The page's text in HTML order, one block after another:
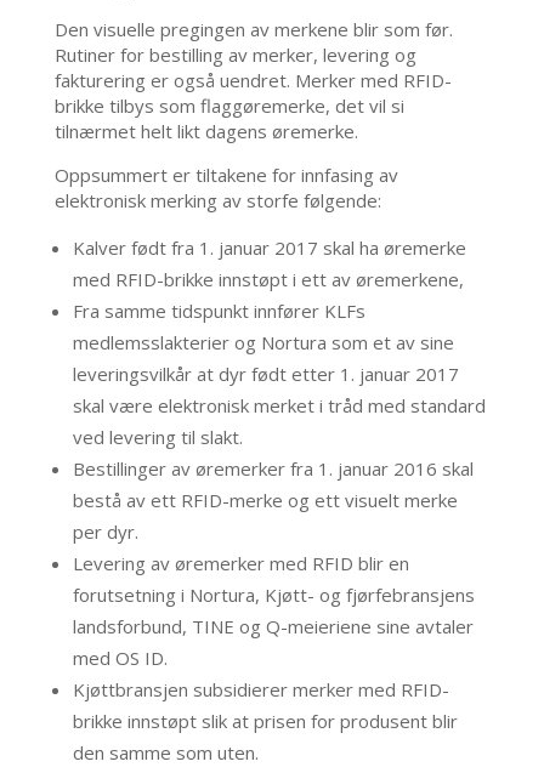
Den visuelle pregingen av merkene blir som før.
Rutiner for bestilling av merker, levering og
fakturering er også uendret. Merker med RFID-
brikke tilbys som flaggøremerke, det vil si
tilnærmet helt likt dagens øremerke.
Oppsummert er tiltakene for innfasing av
elektronisk merking av storfe følgende:
Kalver født fra 1. januar 2017 skal ha øremerke
med RFID-brikke innstøpt i ett av øremerkene,
Fra samme tidspunkt innfører KLFs
medlemsslakterier og Nortura som et av sine
leveringsvilkår at dyr født etter 1. januar 2017
skal være elektronisk merket i tråd med standard
ved levering til slakt.
Bestillinger av øremerker fra 1. januar 2016 skal
bestå av ett RFID-merke og ett visuelt merke
per dyr.
Levering av øremerker med RFID blir en
forutsetning i Nortura, Kjøtt- og fjørfebransjens
landsforbund, TINE og Q-meieriene sine avtaler
med OS ID.
Kjøttbransjen subsidierer merker med RFID-
brikke innstøpt slik at prisen for produsent blir
den samme som uten.